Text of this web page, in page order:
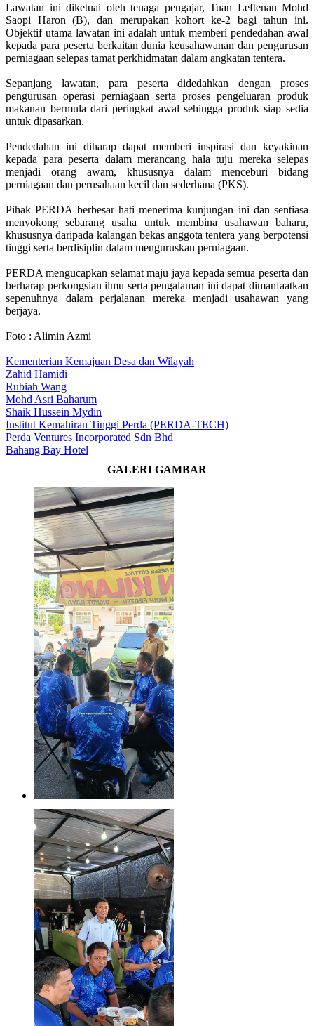
Lawatan ini diketuai oleh tenaga pengajar, Tuan Leftenan Mohd
Saopi Haron (B), dan merupakan kohort ke-2 bagi tahun ini.
Objektif utama lawatan ini adalah untuk memberi pendedahan awal
kepada para peserta berkaitan dunia keusahawanan dan pengurusan
perniagaan selepas tamat perkhidmatan dalam angkatan tentera.
Sepanjang lawatan, para peserta didedahkan dengan proses
pengurusan operasi perniagaan serta proses pengeluaran produk
makanan bermula dari peringkat awal sehingga produk siap sedia
untuk dipasarkan.
Pendedahan ini diharap dapat memberi inspirasi dan keyakinan
kepada para peserta dalam merancang hala tuju mereka selepas
menjadi orang awam, khususnya dalam menceburi bidang
perniagaan dan perusahaan kecil dan sederhana (PKS).
Pihak PERDA berbesar hati menerima kunjungan ini dan sentiasa
menyokong sebarang usaha untuk membina usahawan baharu,
khususnya daripada kalangan bekas anggota tentera yang berpotensi
tinggi serta berdisiplin dalam menguruskan perniagaan.
PERDA mengucapkan selamat maju jaya kepada semua peserta dan
berharap perkongsian ilmu serta pengalaman ini dapat dimanfaatkan
sepenuhnya dalam perjalanan mereka menjadi usahawan yang
berjaya.
Foto : Alimin Azmi
Kementerian Kemajuan Desa dan Wilayah
Zahid Hamidi
Rubiah Wang
Mohd Asri Baharum
Shaik Hussein Mydin
Institut Kemahiran Tinggi Perda (PERDA-TECH)
Perda Ventures Incorporated Sdn Bhd
Bahang Bay Hotel
GALERI GAMBAR